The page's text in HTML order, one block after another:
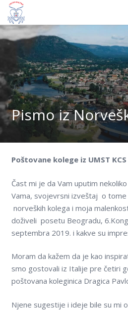
Prijavite se
HOME
Istorijat
Organizacija
Nagrade
Dokumenti
Edukacija
Galerija
Kontakt
On-line edukacija
Pismo iz
Poštovane kolege iz UMST KCS
Čast mi je da Vam uputim
Vama, svojevrsni izveštaj o tome
norveških kolega i moja
doživeli posetu Beogradu,
septembra 2019. i kakve su
Moram da kažem da je kao
smo gostovali iz Italije pre četiri
poštovana koleginica Dragica
Njene sugestije i ideje bile su mi